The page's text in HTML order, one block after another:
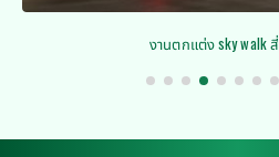
ตัวอย่างชิ้นงาน FRP /